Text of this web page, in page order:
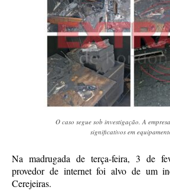
O caso segue sob investigação. A
significativos em
Na madrugada de terça-feira, 3 de
provedor de internet foi alvo de um
Cerejeiras.